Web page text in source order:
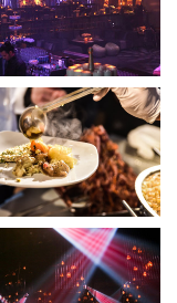
הגלריה
בחלון
פופאפ
לחצו
לפתיחת
הגלריה
בחלון
פופאפ
לחצו
לפתיחת
הגלריה